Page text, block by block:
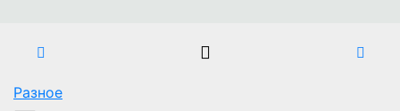
Разное